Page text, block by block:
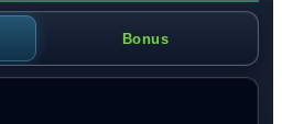
Bonus